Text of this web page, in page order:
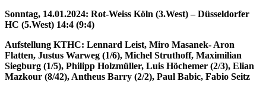
Sonntag, 14.01.2024: Rot-Weiss Köln (3.West) – Düsseldorfer
HC (5.West) 14:4 (9:4)
Aufstellung KTHC: Lennard Leist, Miro Masanek- Aron
Flatten, Justus Warweg (1/6), Michel Struthoff, Maximilian
Siegburg (1/5), Philipp Holzmüller, Luis Höchemer (2/3), Elian
Mazkour (8/42), Antheus Barry (2/2), Paul Babic, Fabio Seitz